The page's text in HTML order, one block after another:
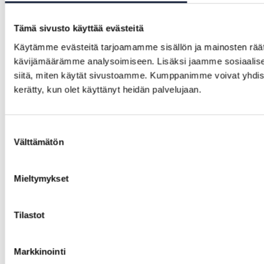
Tämä sivusto käyttää evästeitä
Käytämme evästeitä tarjoamamme sisällön ja mainosten
kävijämäärämme analysoimiseen. Lisäksi jaamme
siitä, miten käytät sivustoamme. Kumppanimme voivat
kerätty, kun olet käyttänyt heidän palvelujaan.
valinta
Välttämätön
Mieltymykset
Tilastot
Markkinointi